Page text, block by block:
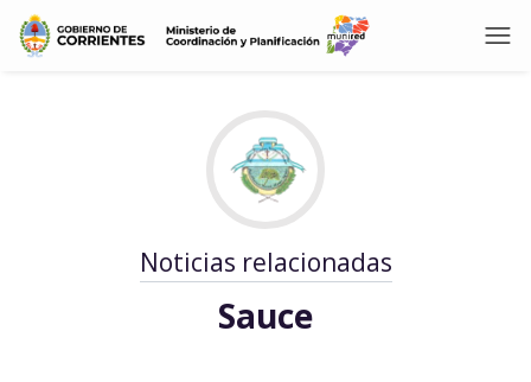
Noticias relacionadas
Sauce